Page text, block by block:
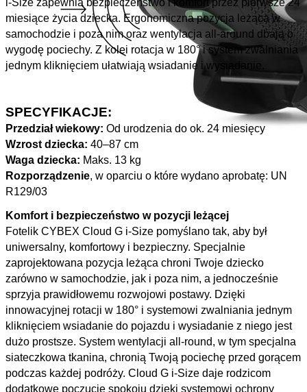
miesiące życia dziecka. Ergonomiczna pozycja leżąca w
samochodzie i poza nim oraz wentylacja all-around dbają o
wygodę pociechy. Z kolei rotacja w 180° i system zwalniania
jednym kliknięciem ułatwiają wsiadanie i wysiadanie.
SPECYFIKACJE:
Przedział wiekowy: Od urodzenia do ok. 24 miesięcy
Wzrost dziecka: 40–87 cm
Waga dziecka: Maks. 13 kg
Rozporządzenie, w oparciu o które wydano aprobatę: UN
R129/03
Komfort i bezpieczeństwo w pozycji leżącej
Fotelik CYBEX Cloud G i-Size pomyślano tak, aby był
uniwersalny, komfortowy i bezpieczny. Specjalnie
zaprojektowana pozycja leżąca chroni Twoje dziecko
zarówno w samochodzie, jak i poza nim, a jednocześnie
sprzyja prawidłowemu rozwojowi postawy. Dzięki
innowacyjnej rotacji w 180° i systemowi zwalniania jednym
kliknięciem wsiadanie do pojazdu i wysiadanie z niego jest
dużo prostsze. System wentylacji all-round, w tym specjalna
siateczkowa tkanina, chronią Twoją pociechę przed gorącem
podczas każdej podróży. Cloud G i-Size daje rodzicom
dodatkowe poczucie spokoju dzięki systemowi ochrony